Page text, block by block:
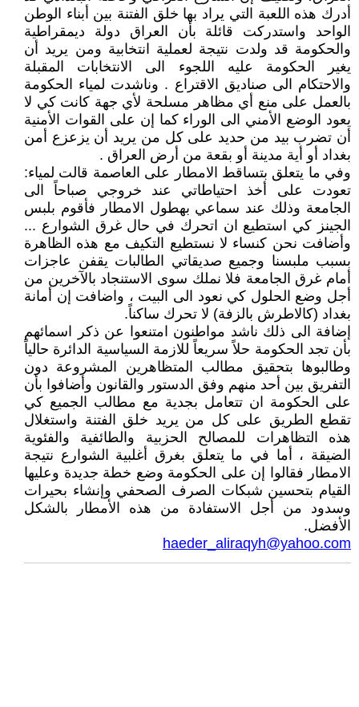
أدرك هذه اللعبة التي يراد بها خلق الفتنة بين أبناء الوطن
الواحد واستدركت قائلة بأن العراق دولة ديمقراطية
والحكومة قد ولدت نتيجة لعملية انتخابية ومن يريد أن
يغير الحكومة عليه اللجوء الى الانتخابات المقبلة
والاحتكام الى صناديق الاقتراع . وناشدت لمياء الحكومة
بالعمل على منع أي مظاهر مسلحة لأي جهة كانت كي لا
يعود الوضع الأمني الى الوراء كما إن على القوات الأمنية
أن تضرب بيد من حديد على كل من يريد أن يزعزع أمن
بغداد أو أية مدينة أو بقعة من أرض العراق .
وفي ما يتعلق بتساقط الامطار على العاصمة قالت لمياء:
تعودت على أخذ احتياطاتي عند خروجي صباحاً الى
الجامعة وذلك عند سماعي بهطول الامطار فأقوم بلبس
الجينز كي استطيع ان اتحرك في حال غرق الشوارع ...
وأضافت نحن كنساء لا نستطيع التكيف مع هذه الظاهرة
بسبب ملبسنا وجميع صديقاتي الطالبات يقفن عاجزات
أمام غرق الجامعة فلا نملك سوى الاستنجاد بالآخرين من
أجل وضع الحلول كي نعود الى البيت ، واضافت إن أمانة
بغداد (كالاطرش بالزفة) لا تحرك ساكناً.
إضافة الى ذلك ناشد مواطنون امتنعوا عن ذكر اسمائهم
بأن تجد الحكومة حلاً سريعاً للازمة السياسية الدائرة حالياً
وطالبوها بتحقيق مطالب المتظاهرين المشروعة دون
التفريق بين أحد منهم وفق الدستور والقانون وأضافوا بأن
على الحكومة ان تتعامل بجدية مع مطالب الجميع كي
تقطع الطريق على كل من يريد خلق الفتنة واستغلال
هذه التظاهرات للمصالح الحزبية والطائفية والفئوية
الضيقة ، أما في ما يتعلق بغرق أغلبية الشوارع نتيجة
الامطار فقالوا إن على الحكومة وضع خطة جديدة وعليها
القيام بتحسين شبكات الصرف الصحفي وإنشاء بحيرات
وسدود من أجل الاستفادة من هذه الأمطار بالشكل
الأفضل.
haeder_aliraqyh@yahoo.com